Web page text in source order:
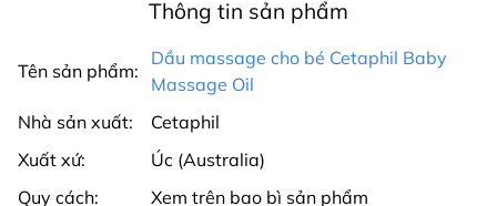
Thông tin sản phẩm
Tên sản phẩm:
Dầu massage cho bé Cetaphil Baby
Massage Oil
Nhà sản xuất:
Cetaphil
Xuất xứ:
Úc (Australia)
Quy cách:
Xem trên bao bì sản phẩm